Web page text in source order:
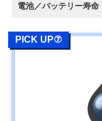
電池／バッテリー寿命
PICK UP⑦